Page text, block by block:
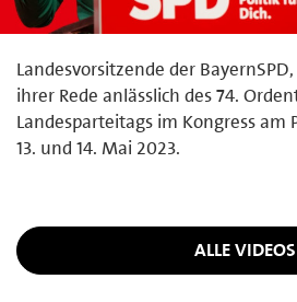
Landesvorsitzende der
ihrer Rede anlässlich des 74.
Landesparteitags im Kongress am
13. und 14. Mai 2023.
ALLE VIDEOS